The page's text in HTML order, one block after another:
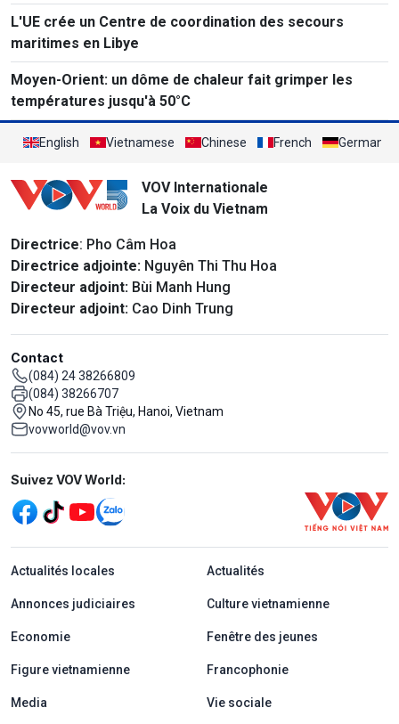
L'UE crée un Centre de coordination des secours
maritimes en Libye
Moyen-Orient: un dôme de chaleur fait grimper les
températures jusqu'à 50°C
English Vietnamese Chinese French German
VOV Internationale
La Voix du Vietnam
Directrice: Pho Câm Hoa
Directrice adjointe: Nguyên Thi Thu Hoa
Directeur adjoint: Bùi Manh Hung
Directeur adjoint: Cao Dinh Trung
Contact
(084) 24 38266809
(084) 38266707
No 45, rue Bà Triệu, Hanoi, Vietnam
vovworld@vov.vn
Mạng xã hội
Suivez VOV World:
menu footer tiếng Pháp
Actualités locales Actualités
Annonces judiciaires Culture vietnamienne
Economie Fenêtre des jeunes
Figure vietnamienne Francophonie
Media Vie sociale